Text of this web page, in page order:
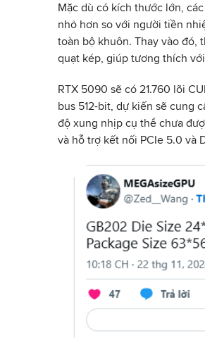
Mặc dù có kích thước lớn,
nhỏ hơn so với người tiền
toàn bộ khuôn. Thay vào đó,
quạt kép, giúp tương thích
RTX 5090 sẽ có 21.760 lõi
bus 512-bit, dự kiến sẽ cung
độ xung nhịp cụ thể chưa
và hỗ trợ kết nối PCIe 5.0 và